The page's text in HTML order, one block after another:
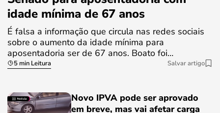
idade mínima de 67 anos
É falsa a informação que circula nas redes sociais
sobre o aumento da idade mínima para
aposentadoria ser de 67 anos. Boato foi…
5 min Leitura Salvar artigo
Novo IPVA pode ser aprovado
em breve, mas vai afetar carga